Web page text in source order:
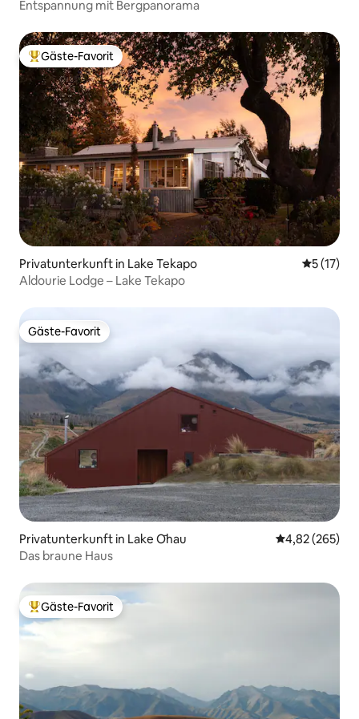
Entspannung mit Bergpanorama
Beliebter Gäste-Favorit.
Gäste-Favorit
Privatunterkunft in Lake Tekapo
5 (17)
Aldourie Lodge – Lake Tekapo
Gäste-Favorit
Gäste-Favorit
Privatunterkunft in Lake Ōhau
4,82 (265)
Das braune Haus
Beliebter Gäste-Favorit.
Gäste-Favorit